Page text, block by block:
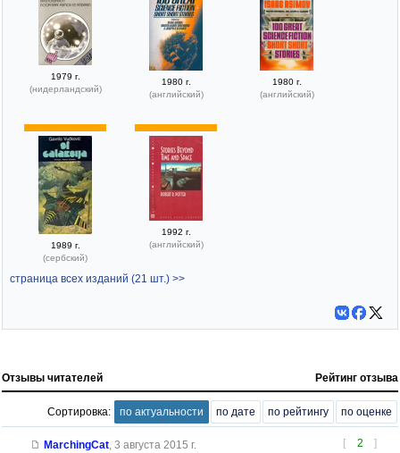
1979 г.
(нидерландский)
1980 г.
(английский)
1980 г.
(английский)
1989 г.
(сербский)
1992 г.
(английский)
страница всех изданий (21 шт.) >>
Отзывы читателей Рейтинг отзыва
Сортировка: по актуальности по дате по рейтингу по оценке
[ 2 ]
MarchingCat, 3 августа 2015 г.